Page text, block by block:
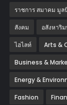
ราชการ สมาคม มูล
สังคม อสังหาริ
ไฮไลท์ Arts &
Business &
Energy &
Fashion